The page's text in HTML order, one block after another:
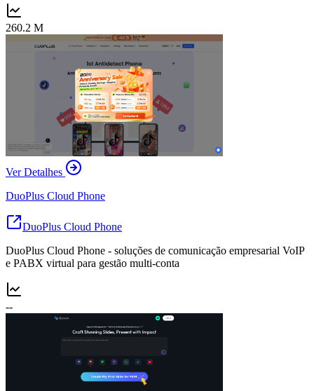
260.2 M
Ver Detalhes
DuoPlus Cloud Phone
DuoPlus Cloud Phone
DuoPlus Cloud Phone - soluções de comunicação empresarial VoIP
e PABX virtual para gestão multi-conta
--